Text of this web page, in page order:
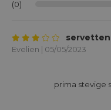
(0)
servetten
Evelien | 05/05/2023